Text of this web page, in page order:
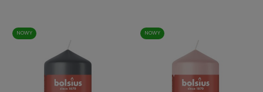
NOWY NOWY